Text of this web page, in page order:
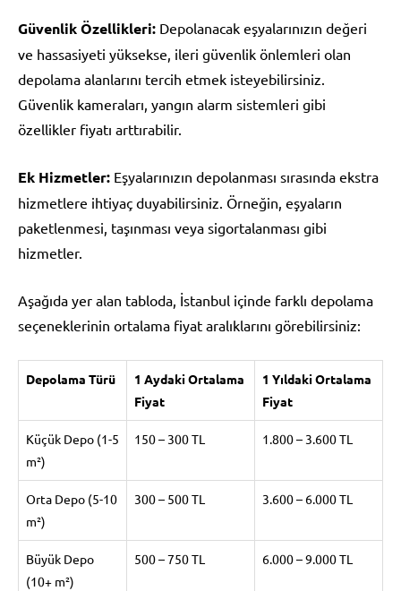
Güvenlik Özellikleri: Depolanacak eşyalarınızın değeri
ve hassasiyeti yüksekse, ileri güvenlik önlemleri olan
depolama alanlarını tercih etmek isteyebilirsiniz.
Güvenlik kameraları, yangın alarm sistemleri gibi
özellikler fiyatı arttırabilir.
Ek Hizmetler: Eşyalarınızın depolanması sırasında ekstra
hizmetlere ihtiyaç duyabilirsiniz. Örneğin, eşyaların
paketlenmesi, taşınması veya sigortalanması gibi
hizmetler.
Aşağıda yer alan tabloda, İstanbul içinde farklı depolama
seçeneklerinin ortalama fiyat aralıklarını görebilirsiniz:
Depolama Türü
1 Aydaki Ortalama
Fiyat
1 Yıldaki Ortalama
Fiyat
Küçük Depo (1-5
m²)
150 – 300 TL 1.800 – 3.600 TL
Orta Depo (5-10
m²)
300 – 500 TL 3.600 – 6.000 TL
Büyük Depo
(10+ m²)
500 – 750 TL 6.000 – 9.000 TL